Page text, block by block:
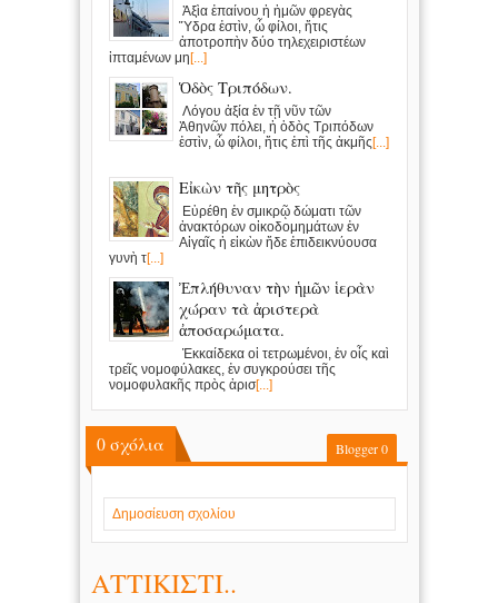
Ἁξὶα ἐπαίνου ἡ ἡμῶν φρεγὰς
Ὕδρα ἐστὶν, ὦ φίλοι, ἥτις
ἀποτροπὴν δύο τηλεχειριστέων
ἱπταμένων μη [...]
Ὁδὸς Τριπόδων.
Λόγου ἀξία ἐν τῇ νῦν τῶν
Ἀθηνῶν πόλει, ἡ ὁδὸς Τριπόδων
ἐστὶν, ὦ φίλοι, ἥτις ἐπὶ τῆς ἀκμῆς [...]
Εἰκὼν τῆς μητρὸς
Εὑρέθη ἐν σμικρῷ δώματι τῶν
ἀνακτόρων οἰκοδομημάτων ἐν
Αἰγαῖς ἡ εἰκὼν ἥδε ἐπιδεικνύουσα
γυνὴ τ[...]
Ἐπλήθυναν τὴν ἡμῶν ἱερὰν
χώραν τὰ ἀριστερὰ
ἀποσαρώματα.
Ἑκκαίδεκα οἱ τετρωμένοι, ἐν οἷς καὶ
τρεῖς νομοφύλακες, ἐν συγκρούσει τῆς
νομοφυλακῆς πρὸς ἀρισ[...]
0σχόλια Blogger0
Δημοσίευση σχολίου
ΑΤΤΙΚΙΣΤΙ..